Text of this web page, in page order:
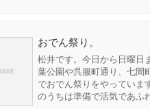
おでん祭り。
松井です。今日から日曜日
葉公園や呉服町通り、七間
でおでん祭りをやっていま
のうちは準備で活気であふ